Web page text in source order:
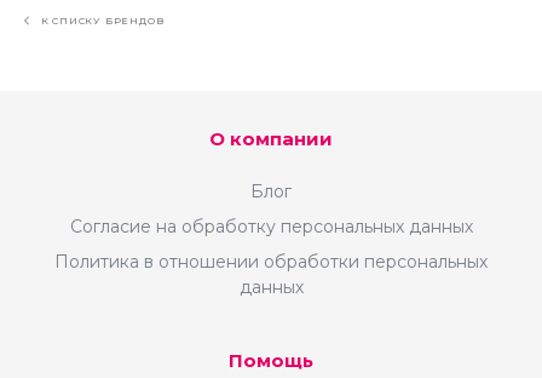
К СПИСКУ БРЕНДОВ
О компании
Блог
Согласие на обработку персональных данных
Политика в отношении обработки персональных
данных
Помощь